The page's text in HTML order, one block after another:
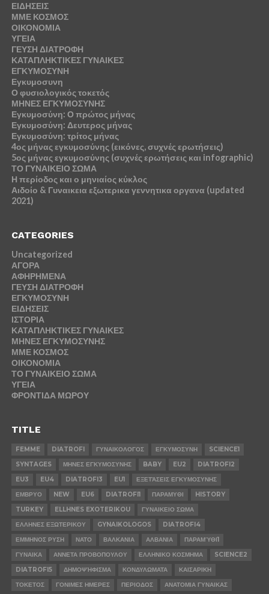
ΕΙΔΗΣΕΙΣ
ΜΜΕ ΚΟΣΜΟΣ
ΟΙΚΟΝΟΜΙΑ
ΥΓΕΙΑ
ΓΕΥΣΗ ΔΙΑΤΡΟΦΗ
ΚΑΤΑΠΛΗΚΤΙΚΕΣ ΓΥΝΑΙΚΕΣ
ΕΓΚΥΜΟΣΥΝΗ
Εγκυμοσυνη
Ο φυσιολογικός τοκετός
ΜΗΝΕΣ ΕΓΚΥΜΟΣΥΝΗΣ
Εγκυμοσύνη: Ο πρώτος μήνας
Εγκυμοσύνη: Δευτερος μήνας
Εγκυμοσύνη: τρίτος μήνας
4ος μήνας εγκυμοσύνης (εικόνες, συχνές ερωτήσεις)
5ος μήνας εγκυμοσύνης (συχνές ερωτήσεις και infographic)
ΤΟ ΓΥΝΑΙΚΕΙΟ ΣΩΜΑ
Η περίοδος και ο μηνιαίος κύκλος
Αιδοίο & Γυναικεια εξωτερικα γεννητικα οργανα (updated
2021)
CATEGORIES
Uncategorized
ΑΓΟΡΑ
ΑΦΗΡΗΜΕΝΑ
ΓΕΥΣΗ ΔΙΑΤΡΟΦΗ
ΕΓΚΥΜΟΣΥΝΗ
ΕΙΔΗΣΕΙΣ
ΙΣΤΟΡΙΑ
ΚΑΤΑΠΛΗΚΤΙΚΕΣ ΓΥΝΑΙΚΕΣ
ΜΗΝΕΣ ΕΓΚΥΜΟΣΥΝΗΣ
ΜΜΕ ΚΟΣΜΟΣ
ΟΙΚΟΝΟΜΙΑ
ΤΟ ΓΥΝΑΙΚΕΙΟ ΣΩΜΑ
ΥΓΕΙΑ
ΦΡΟΝΤΙΔΑ ΜΩΡΟΥ
TITLE
FEMME DIATROFI ΓΥΝΑΙΚΟΛΟΓΟΣ ΕΓΚΥΜΟΣΥΝΗ
SCIENCE1
SYNTAGES
ΜΗΝΕΣ ΕΓΚΥΜΟΣΥΝΗΣ BABY EU2
DIATROFI2
EU3
EU4 DIATROFI3 EU1
ΕΞΕΤΆΣΕΙΣ ΕΓΚΥΜΟΣΥΝΗΣ
ΕΜΒΡΥΟ
NEW EU6 DIATROFI1 ΠΑΡΑΜΥΘΙ
HISTORY
TURKEY
ELLHNES EXOTERIKOU
ΓΥΝΑΙΚΕΙΟ ΣΩΜΑ
ΕΛΛΗΝΕΣ ΕΞΩΤΕΡΙΚΟΥ
GYNAIKOLOGOS
DIATROFI4
ΕΜΜΗΝΟΣ ΡΥΣΗ
ΝΑΤΟ ΒΑΛΚΑΝΙΑ ΑΛΒΑΝΙΑ
ΠΑΡΑΜΎΘΙ1
ΓΥΝΑΙΚΑ
ΑΝΝΕΤΑ ΠΡΟΒΟΠΟΥΛΟΥ ΕΛΛΗΝΙΚΟ ΚΟΣΜΗΜΑ
SCIENCE2
DIATROFI5
ΔΗΜΟΨΉΦΙΣΜΑ ΚΟΝΔΥΛΩΜΑΤΑ
ΚΑΙΣΑΡΙΚΗ
ΤΟΚΕΤΟΣ
ΓΟΝΙΜΕΣ ΗΜΕΡΕΣ ΠΕΡΙΟΔΟΣ
ΑΝΑΤΟΜΙΑ ΓΥΝΑΙΚΑΣ